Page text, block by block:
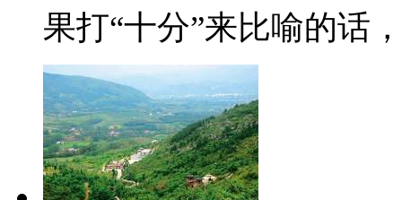
果打“十分”来比喻的